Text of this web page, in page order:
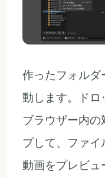
作ったフォル
動します。ド
ブラウザー内
プして、ファ
動画をプレビ